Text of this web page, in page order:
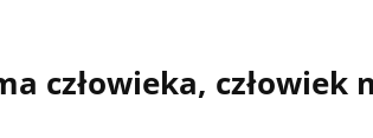
człowieka, człowiek